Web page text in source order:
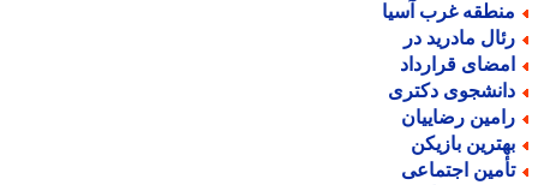
غرب آسیا
مادرید در
قرارداد
دکتری
رضاییان
بازیکن
اجتماعی